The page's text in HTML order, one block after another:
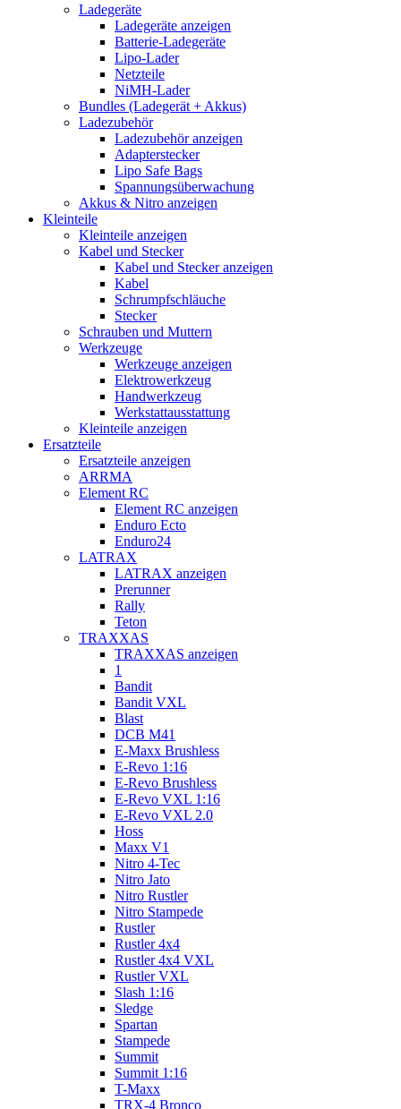
Ladegeräte
Ladegeräte anzeigen
Batterie-Ladegeräte
Lipo-Lader
Netzteile
NiMH-Lader
Bundles (Ladegerät + Akkus)
Ladezubehör
Ladezubehör anzeigen
Adapterstecker
Lipo Safe Bags
Spannungsüberwachung
Akkus & Nitro anzeigen
Kleinteile
Kleinteile anzeigen
Kabel und Stecker
Kabel und Stecker anzeigen
Kabel
Schrumpfschläuche
Stecker
Schrauben und Muttern
Werkzeuge
Werkzeuge anzeigen
Elektrowerkzeug
Handwerkzeug
Werkstattausstattung
Kleinteile anzeigen
Ersatzteile
Ersatzteile anzeigen
ARRMA
Element RC
Element RC anzeigen
Enduro Ecto
Enduro24
LATRAX
LATRAX anzeigen
Prerunner
Rally
Teton
TRAXXAS
TRAXXAS anzeigen
1
Bandit
Bandit VXL
Blast
DCB M41
E-Maxx Brushless
E-Revo 1:16
E-Revo Brushless
E-Revo VXL 1:16
E-Revo VXL 2.0
Hoss
Maxx V1
Nitro 4-Tec
Nitro Jato
Nitro Rustler
Nitro Stampede
Rustler
Rustler 4x4
Rustler 4x4 VXL
Rustler VXL
Slash 1:16
Sledge
Spartan
Stampede
Summit
Summit 1:16
T-Maxx
TRX-4 Bronco